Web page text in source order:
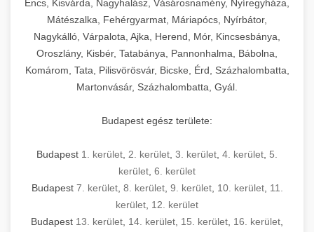
Encs, Kisvárda, Nagyhalász, Vásárosnamény, Nyíregyháza,
Mátészalka, Fehérgyarmat, Máriapócs, Nyírbátor,
Nagykálló, Várpalota, Ajka, Herend, Mór, Kincsesbánya,
Oroszlány, Kisbér, Tatabánya, Pannonhalma, Bábolna,
Komárom, Tata, Pilisvörösvár, Bicske, Érd, Százhalombatta,
Martonvásár, Százhalombatta, Gyál.
Budapest egész területe:
Budapest 1. kerület 2. kerület 3. kerület 4. kerület 5.
kerület 6. kerület
Budapest 7. kerület, 8. kerület, 9. kerület, 10. kerület, 11.
kerület 12. kerület
Budapest 13. kerület 14. kerület 15. kerület 16. kerület